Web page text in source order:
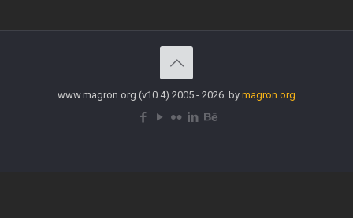
www.magron.org (v10.4) 2005 - 2026. by magron.org